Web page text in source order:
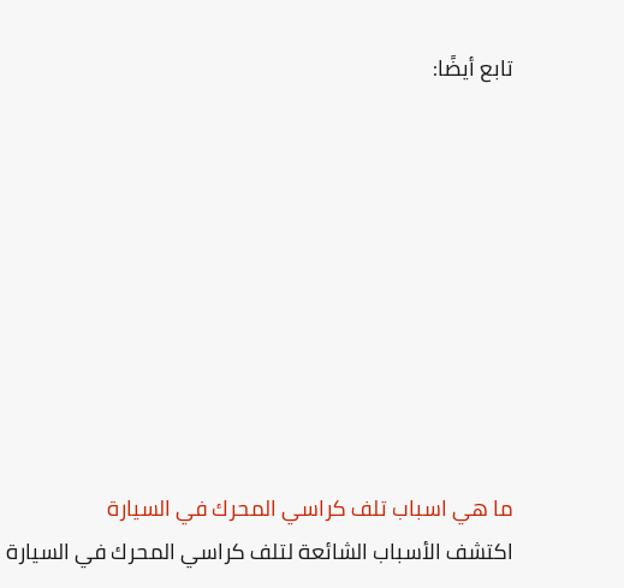
تابع أيضًا:
ما هي اسباب تلف كراسي المحرك في السيارة
اكتشف الأسباب الشائعة لتلف كراسي المحرك في السيارة